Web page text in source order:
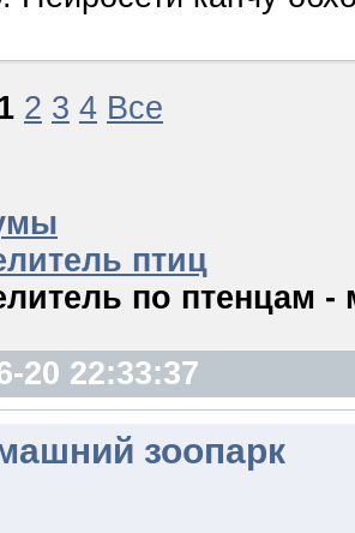
2 3 4 Все
птиц
по птенцам
20 22:33:37
зоопарк